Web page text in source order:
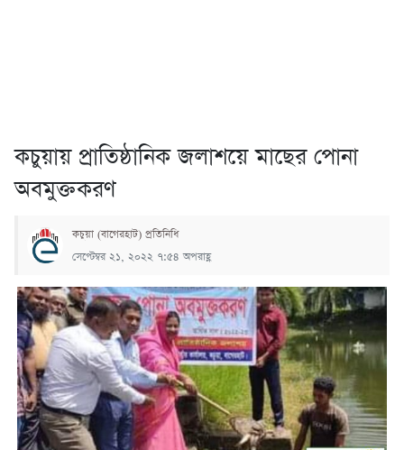
কচুয়ায় প্রাতিষ্ঠানিক জলাশয়ে মাছের পোনা
অবমুক্তকরণ
কচুয়া (বাগেরহাট) প্রতিনিধি
সেপ্টেম্বর ২১, ২০২২ ৭:৫৪ অপরাহ্ণ